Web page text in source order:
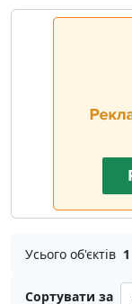
Усього об'єктів 1
Сортувати за